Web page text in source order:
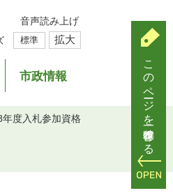
音声読み上げ
標準 拡大
市政情報
年度入札参加資格
このページを一時保存する